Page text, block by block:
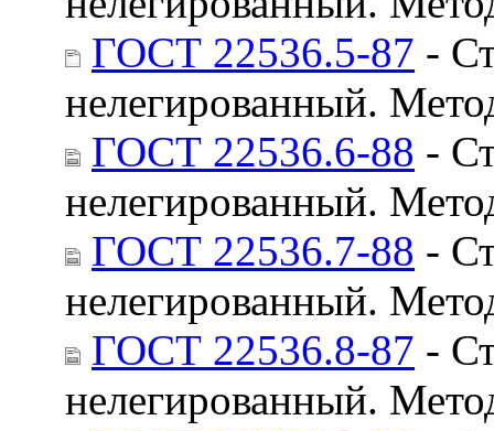
ГОСТ 22536.5-87 -
нелегированный.
ГОСТ 22536.6-88 -
нелегированный.
ГОСТ 22536.7-88 -
нелегированный.
ГОСТ 22536.8-87 -
нелегированный.